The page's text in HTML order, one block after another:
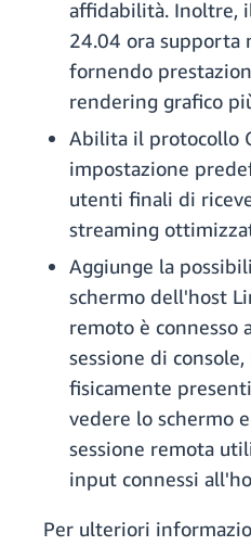
affidabilità. Inoltre,
24.04 ora supporta
fornendo
rendering grafico
Abilita il protocollo
impostazione
utenti finali di
streaming
Aggiunge la
schermo dell'host
remoto è connesso
sessione di
fisicamente
vedere lo schermo
sessione remota
input connessi
Per ulteriori